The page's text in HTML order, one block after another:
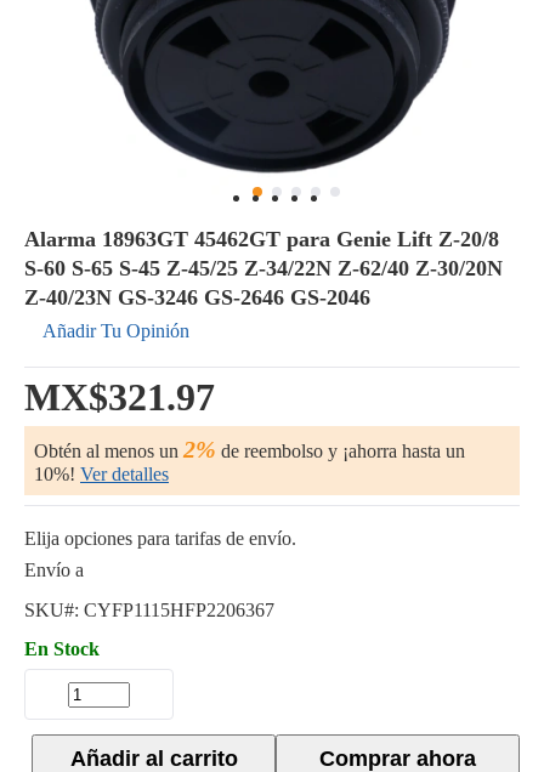
Alarma 18963GT 45462GT para Genie Lift Z-20/8
S-60 S-65 S-45 Z-45/25 Z-34/22N Z-62/40 Z-30/20N
Z-40/23N GS-3246 GS-2646 GS-2046
Añadir Tu Opinión
MX$321.97
Obtén al menos un 2% de reembolso y ¡ahorra hasta un
10%! Ver detalles
Elija opciones para tarifas de envío.
Envío a
SKU#: CYFP1115HFP2206367
En Stock
Comprar ahora
Añadir al carrito